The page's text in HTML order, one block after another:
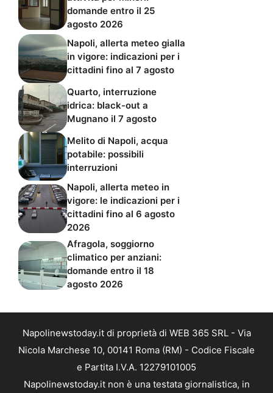
domande entro il 25
agosto 2026
Napoli, allerta meteo gialla
in vigore: indicazioni per i
cittadini fino al 7 agosto
Quarto, interruzione
idrica: black-out a
Mugnano il 7 agosto
Melito di Napoli, acqua
potabile: possibili
interruzioni
Napoli, allerta meteo in
vigore: le indicazioni per i
cittadini fino al 6 agosto
2026
Afragola, soggiorno
climatico per anziani:
domande entro il 18
agosto 2026
Napolinewstoday.it di proprietà di WEB 365 SRL - Via
Nicola Marchese 10, 00141 Roma (RM) - Codice Fiscale
e Partita I.V.A. 12279101005
Napolinewstoday.it non è una testata giornalistica, in